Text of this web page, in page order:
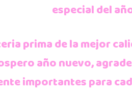
especial del
prima de la mejor
año nuevo,
importantes para